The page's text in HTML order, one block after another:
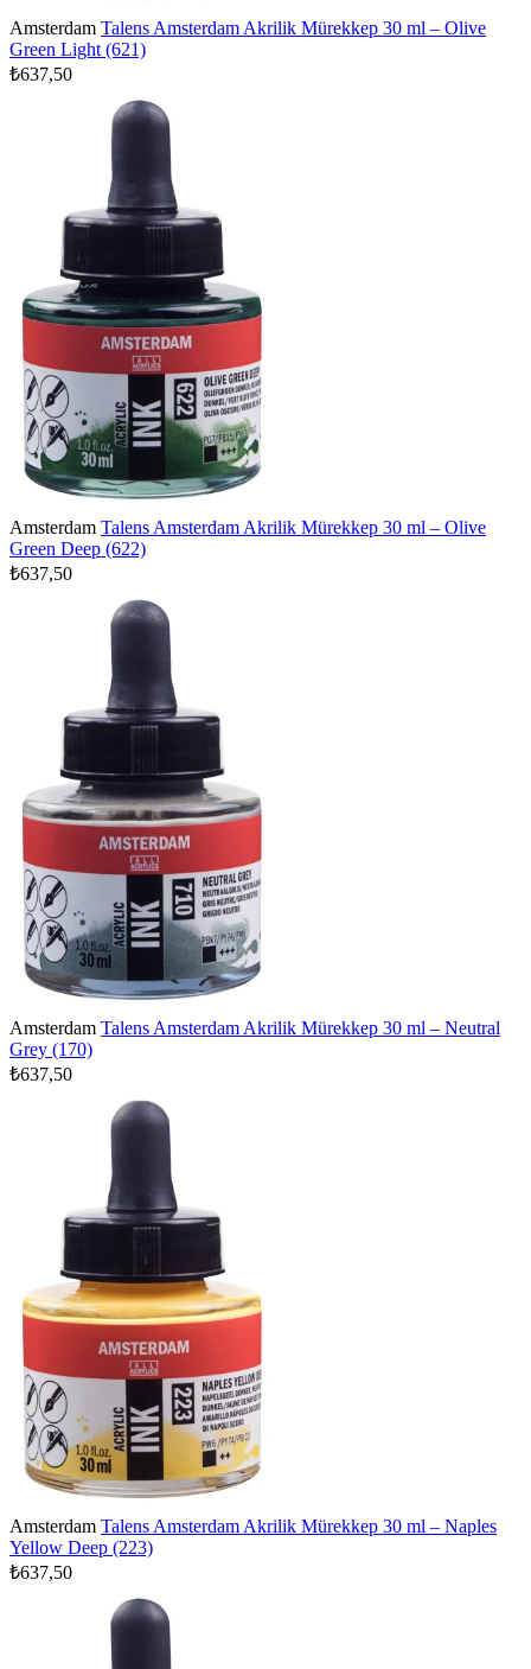
Amsterdam Talens Amsterdam Akrilik Mürekkep 30 ml – Olive
Green Light (621)
₺637,50
Amsterdam Talens Amsterdam Akrilik Mürekkep 30 ml – Olive
Green Deep (622)
₺637,50
Amsterdam Talens Amsterdam Akrilik Mürekkep 30 ml – Neutral
Grey (170)
₺637,50
Amsterdam Talens Amsterdam Akrilik Mürekkep 30 ml – Naples
Yellow Deep (223)
₺637,50